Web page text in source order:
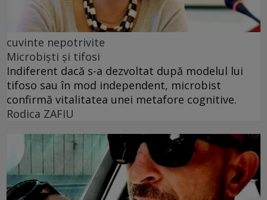
cuvinte nepotrivite
Microbiști și tifosi
Indiferent dacă s-a dezvoltat după modelul lui
tifoso sau în mod independent, microbist
confirmă vitalitatea unei metafore cognitive.
Rodica ZAFIU